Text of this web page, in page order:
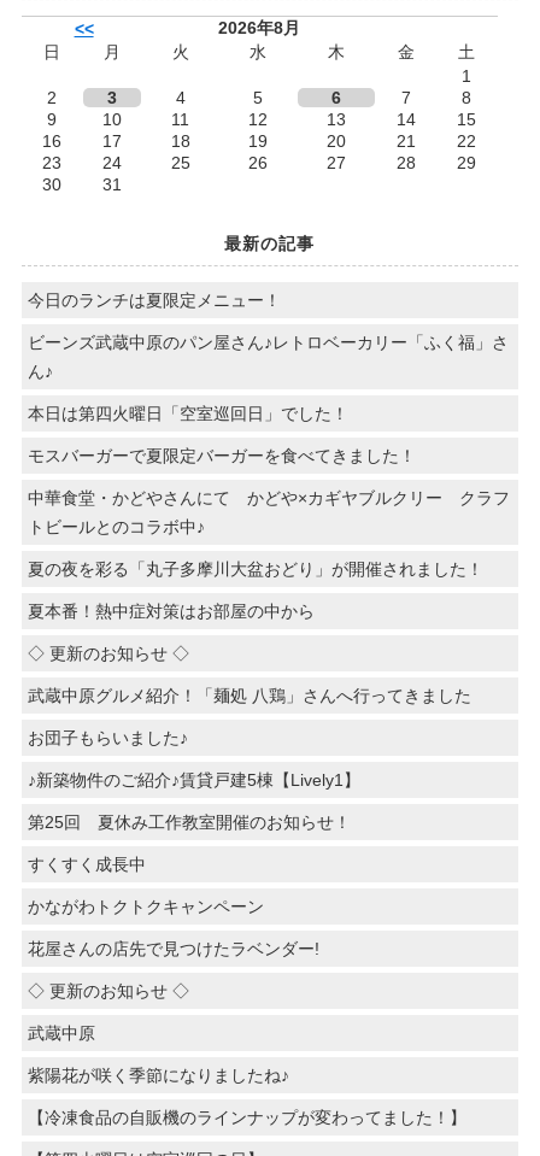
<<
2026年8月
日
月 火 水 木 金
土
1
2
3 4 5 6 7
8
9
10 11 12 13 14
15
16
17 18 19 20 21
22
23
24 25 26 27 28
29
30
31
最新の記事
今日のランチは夏限定メニュー！
ビーンズ武蔵中原のパン屋さん♪レトロベーカリー「ふく福」さ
ん♪
本日は第四火曜日「空室巡回日」でした！
モスバーガーで夏限定バーガーを食べてきました！
中華食堂・かどやさんにて かどや×カギヤブルクリー クラフ
トビールとのコラボ中♪
夏の夜を彩る「丸子多摩川大盆おどり」が開催されました！
夏本番！熱中症対策はお部屋の中から
◇ 更新のお知らせ ◇
武蔵中原グルメ紹介！「麺処 八鶏」さんへ行ってきました
お団子もらいました♪
♪新築物件のご紹介♪賃貸戸建5棟【Lively1】
第25回 夏休み工作教室開催のお知らせ！
すくすく成長中
かながわトクトクキャンペーン
花屋さんの店先で見つけたラベンダー!
◇ 更新のお知らせ ◇
武蔵中原
紫陽花が咲く季節になりましたね♪
【冷凍食品の自販機のラインナップが変わってました！】